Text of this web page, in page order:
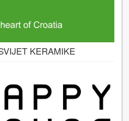
KERAMIKE